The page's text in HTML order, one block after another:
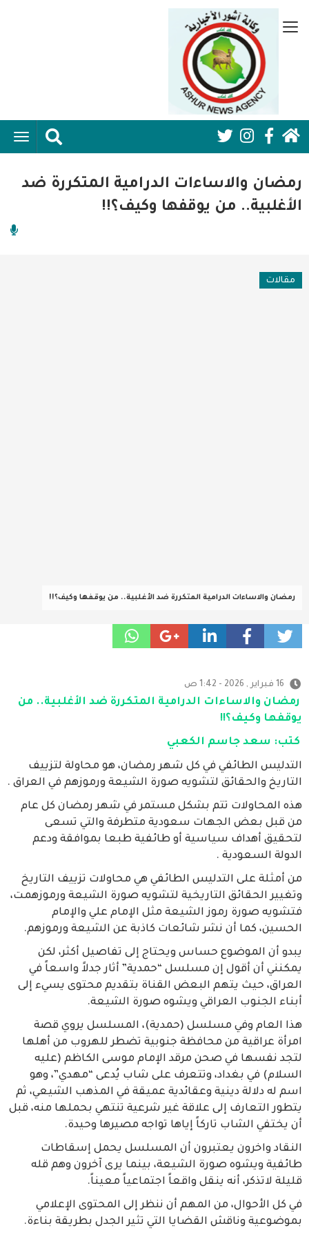
إلى
Social
Media:
Header
رمضان والاساءات الدرامية المتكررة ضد
الأغلبية.. من يوقفها وكيف؟!!
مقالات
رمضان والاساءات الدرامية المتكررة ضد الأغلبية.. من يوقفها وكيف؟!!
16 فبراير , 2026 - 1:42 ص
رمضان والاساءات الدرامية المتكررة ضد الأغلبية.. من
يوقفها وكيف؟!!
كتب: سعد جاسم الكعبي
التدليس الطائفي في كل شهر رمضان، هو محاولة لتزييف
التاريخ والحقائق لتشويه صورة الشيعة ورموزهم في العراق .
هذه المحاولات تتم بشكل مستمر في شهر رمضان كل عام
من قبل بعض الجهات سعودية متطرفة والتي تسعى
لتحقيق أهداف سياسية أو طائفية طبعا بموافقة ودعم
الدولة السعودية .
من أمثلة على التدليس الطائفي هي محاولات تزييف التاريخ
وتغيير الحقائق التاريخية لتشويه صورة الشيعة ورموزهمت،
فتشويه صورة رموز الشيعة مثل الإمام علي والإمام
الحسين، كما أن نشر شائعات كاذبة عن الشيعة ورموزهم.
يبدو أن الموضوع حساس ويحتاج إلى تفاصيل أكثر، لكن
يمكنني أن أقول إن مسلسل “حمدية” أثار جدلاً واسعاً في
العراق، حيث يتهم البعض القناة بتقديم محتوى يسيء إلى
أبناء الجنوب العراقي ويشوه صورة الشيعة.
هذا العام وفي مسلسل (حمدية)، المسلسل يروي قصة
امرأة عراقية من محافظة جنوبية تضطر للهروب من أهلها
لتجد نفسها في صحن مرقد الإمام موسى الكاظم (عليه
السلام) في بغداد، وتتعرف على شاب يُدعى “مهدي”، وهو
اسم له دلالة دينية وعقائدية عميقة في المذهب الشيعي، ثم
يتطور التعارف إلى علاقة غير شرعية تنتهي بحملها منه، قبل
أن يختفي الشاب تاركاً إياها تواجه مصيرها وحيدة.
النقاد واخرون يعتبرون أن المسلسل يحمل إسقاطات
طائفية ويشوه صورة الشيعة، بينما يرى آخرون وهم قله
قليلة لاتذكر، أنه ينقل واقعاً اجتماعياً معيناً.
في كل الأحوال، من المهم أن ننظر إلى المحتوى الإعلامي
بموضوعية وناقش القضايا التي تثير الجدل بطريقة بناءة.
قائمة
جانبية
الرئيسية
اقتصاد واعمال